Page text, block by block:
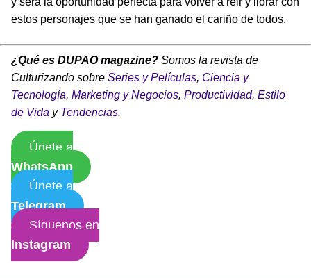
estos personajes que se han ganado el cariño de todos.
¿Qué es DUPAO magazine? Somos la revista de
Culturizando sobre Series y Películas, Ciencia y
Tecnología, Marketing y Negocios, Productividad, Estilo
de Vida y Tendencias.
Únete a
WhatsApp
Únete a
Telegram
Síguenos en
Instagram